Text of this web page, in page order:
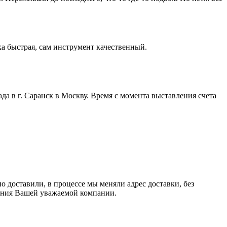
сам инструмент качественный.
в г. Саранск в Москву. Время с момента выставления счета
доставили, в процессе мы меняли адрес доставки, без
Вашей уважаемой компании.